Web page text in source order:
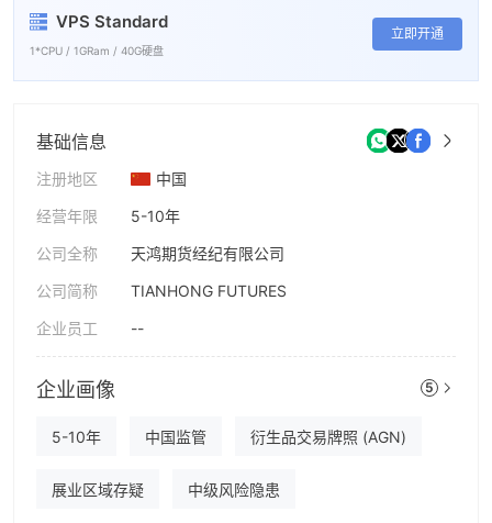
VPS Standard
1*CPU / 1GRam / 40G硬盘
立即开通
基础信息
注册地区
中国
经营年限
5-10年
公司全称
天鸿期货经纪有限公司
公司简称
TIANHONG FUTURES
企业员工
--
企业画像 5
5-10年 中国监管 衍生品交易牌照 (AGN)
展业区域存疑 中级风险隐患